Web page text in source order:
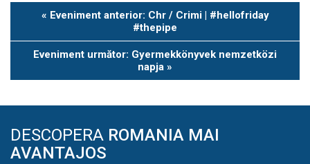
Eveniment
« Eveniment anterior: Chr / Crimi | #hellofriday
#thepipe
Eveniment următor: Gyermekkönyvek nemzetközi
napja »
DESCOPERA ROMANIA MAI
AVANTAJOS